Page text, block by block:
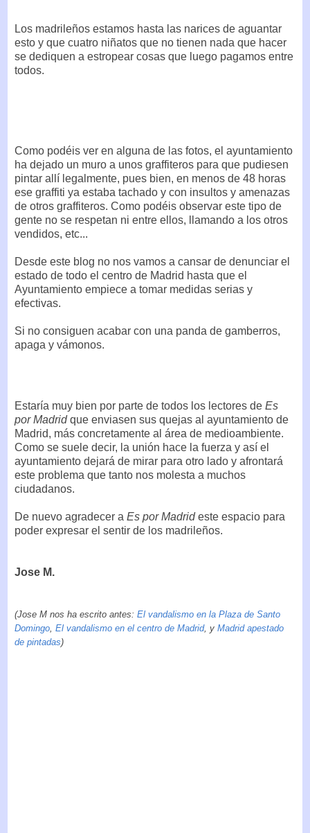
Los madrileños estamos hasta las narices de aguantar
esto y que cuatro niñatos que no tienen nada que hacer
se dediquen a estropear cosas que luego pagamos entre
todos.
Como podéis ver en alguna de las fotos, el ayuntamiento
ha dejado un muro a unos graffiteros para que pudiesen
pintar allí legalmente, pues bien, en menos de 48 horas
ese graffiti ya estaba tachado y con insultos y amenazas
de otros graffiteros. Como podéis observar este tipo de
gente no se respetan ni entre ellos, llamando a los otros
vendidos, etc...
Desde este blog no nos vamos a cansar de denunciar el
estado de todo el centro de Madrid hasta que el
Ayuntamiento empiece a tomar medidas serias y
efectivas.
Si no consiguen acabar con una panda de gamberros,
apaga y vámonos.
Estaría muy bien por parte de todos los lectores de Es
por Madridque enviasen sus quejas al ayuntamiento de
Madrid, más concretamente al área de medioambiente.
Como se suele decir, la unión hace la fuerza y así el
ayuntamiento dejará de mirar para otro lado y afrontará
este problema que tanto nos molesta a muchos
ciudadanos.
De nuevo agradecer a Es por Madrideste espacio para
poder expresar el sentir de los madrileños.
Jose M.
(Jose M nos ha escrito antes: El vandalismo en la Plaza de Santo
Domingo El vandalismo en el centro de Madrid, y Madrid apestado
de pintadas)